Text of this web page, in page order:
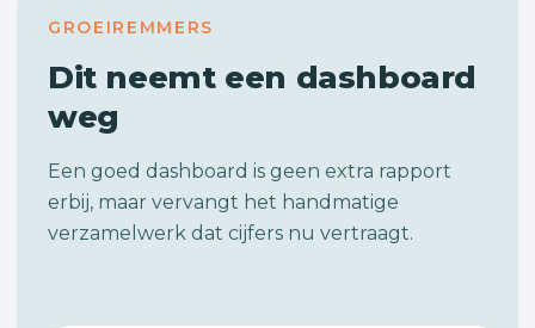
GROEIREMMERS
Dit neemt een dashboard
weg
Een goed dashboard is geen extra rapport
erbij, maar vervangt het handmatige
verzamelwerk dat cijfers nu vertraagt.